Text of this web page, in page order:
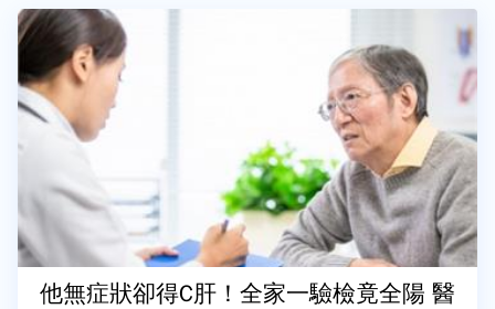
他無症狀卻得C肝！全家一驗檢竟全陽 醫